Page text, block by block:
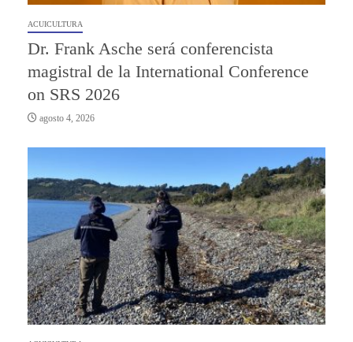
ACUICULTURA
Dr. Frank Asche será conferencista
magistral de la International Conference
on SRS 2026
agosto 4, 2026